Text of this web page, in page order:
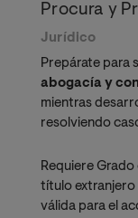
Procura y
Jurídico
Prepárate para
abogacía y
mientras
resolviendo
Requiere
título extranjero
válida para el